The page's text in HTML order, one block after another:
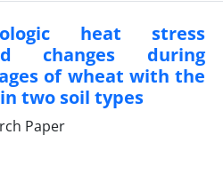
heat stress
changes during
of wheat with the
two soil types
Paper